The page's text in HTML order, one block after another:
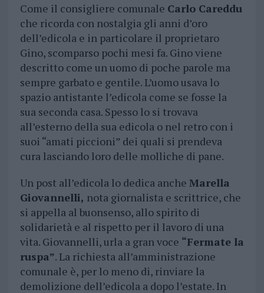
Come il consigliere comunale Carlo Careddu
che ricorda con nostalgia gli anni d’oro
dell’edicola e in particolare il proprietaro
Gino, scomparso pochi mesi fa. Gino viene
descritto come un uomo di poche parole ma
sempre garbato e gentile. L’uomo usava lo
spazio antistante l’edicola come se fosse la
sua seconda casa. Spesso lo si trovava
all’esterno della sua edicola o nel retro con i
suoi “amati piccioni” dei quali si prendeva
cura lasciando loro delle molliche di pane.
Un post all’edicola lo dedica anche Marella
Giovannelli, nota giornalista e scrittrice, che
si appella al buonsenso, allo spirito di
solidarietà e al rispetto per il lavoro di una
vita. Giovannelli, urla a gran voce “Fermate la
ruspa”. La richiesta all’amministrazione
comunale è, per lo meno di, rinviare la
demolizione dell’edicola a dopo l’estate. In